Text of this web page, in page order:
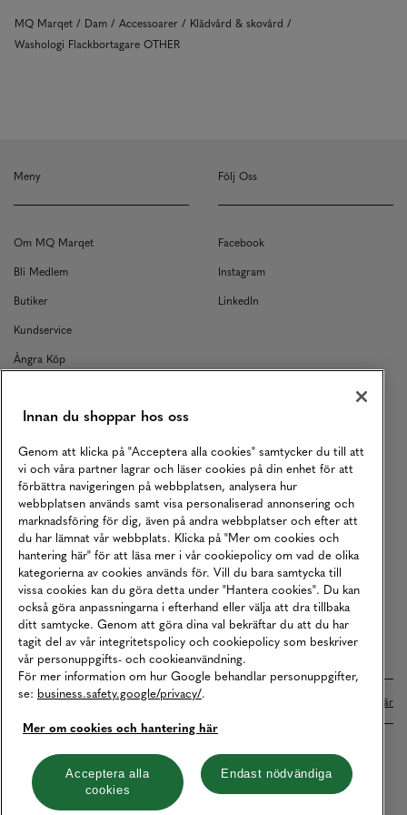
MQ Marqet Dam Accessoarer
Klädvård & skovård
Washologi Flackbortagare OTHER
Meny
Om MQ Marqet
Bli Medlem
Butiker
Kundservice
Ångra Köp
Returer
Köpvillkor
Karriär
Vårt Ansvar
Våra Tjänster
Press
Studentrabatt
B2B
Tillgänglighetsredogörelse
Följ Oss
Facebook
Instagram
LinkedIn
Betalningar online sköts i samarbete med Klarna. Läs mer här
Cookies Integritetspolicy
Hantera cookies
Innan du shoppar hos oss
Genom att klicka på "Acceptera alla cookies" samtycker du till att
vi och våra partner lagrar och läser cookies på din enhet för att
förbättra navigeringen på webbplatsen, analysera hur
webbplatsen används samt visa personaliserad annonsering och
marknadsföring för dig, även på andra webbplatser och efter att
du har lämnat vår webbplats. Klicka på "Mer om cookies och
hantering här" för att läsa mer i vår cookiepolicy om vad de olika
kategorierna av cookies används för. Vill du bara samtycka till
vissa cookies kan du göra detta under "Hantera cookies". Du kan
också göra anpassningarna i efterhand eller välja att dra tillbaka
ditt samtycke. Genom att göra dina val bekräftar du att du har
tagit del av vår integritetspolicy och cookiepolicy som beskriver
vår personuppgifts- och cookieanvändning.
För mer information om hur Google behandlar personuppgifter,
se: business.safety.google/privacy/.
Mer om cookies och hantering här
Acceptera alla
cookies
Endast nödvändiga